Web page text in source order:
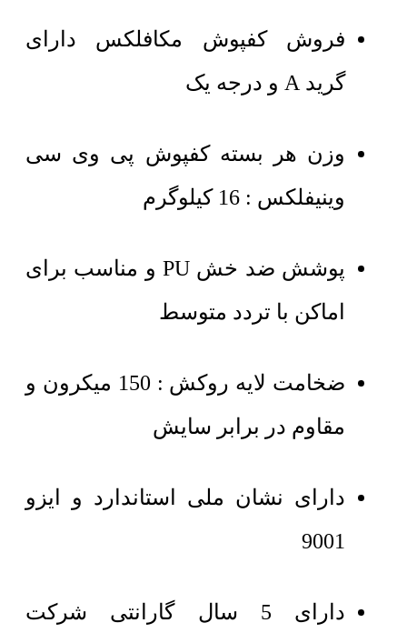
فروش کفپوش مکافلکس دارای
گرید A و درجه یک
وزن هر بسته کفپوش پی وی سی
وینیفلکس : 16 کیلوگرم
پوشش ضد خش PU و مناسب برای
اماکن با تردد متوسط
ضخامت لایه روکش : 150 میکرون و
مقاوم در برابر سایش
دارای نشان ملی استاندارد و ایزو
9001
دارای 5 سال گارانتی شرکت